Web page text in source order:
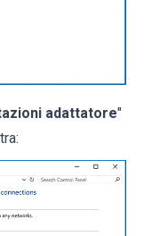
adattatore"